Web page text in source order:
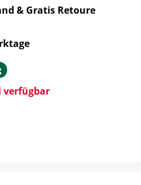
& Gratis Retoure
verfügbar
anzeigen